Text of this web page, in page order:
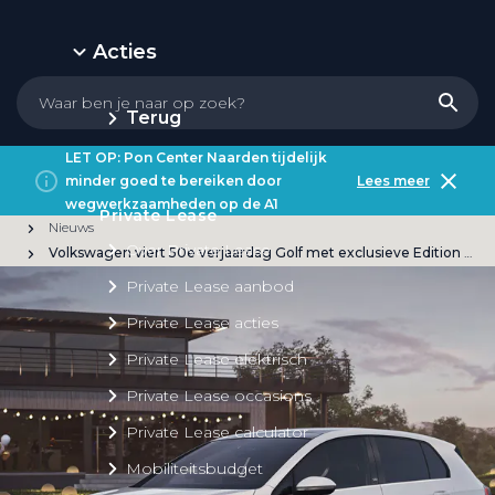
Acties
Terug
Private Lease
Over Private Lease
Private Lease aanbod
Private Lease acties
Private Lease elektrisch
Private Lease occasions
Private Lease calculator
Mobiliteitsbudget
LET OP: Pon Center Naarden tijdelijk
minder goed te bereiken door
wegwerkzaamheden op de A1
Lees meer
Nieuws
Volkswagen viert 50e verjaardag Golf met exclusieve Edition 50